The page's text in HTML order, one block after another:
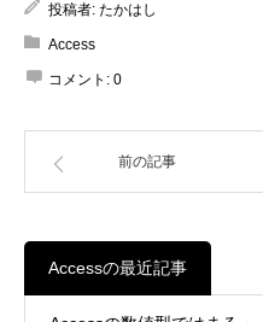
投稿者: たかはし
Access
コメント: 0
前の記事
Accessの最近記事